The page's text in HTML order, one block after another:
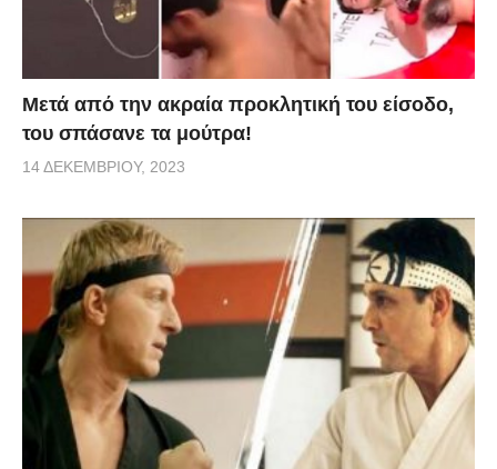
Μετά από την ακραία προκλητική του είσοδο,
του σπάσανε τα μούτρα!
14 ΔΕΚΕΜΒΡΊΟΥ, 2023